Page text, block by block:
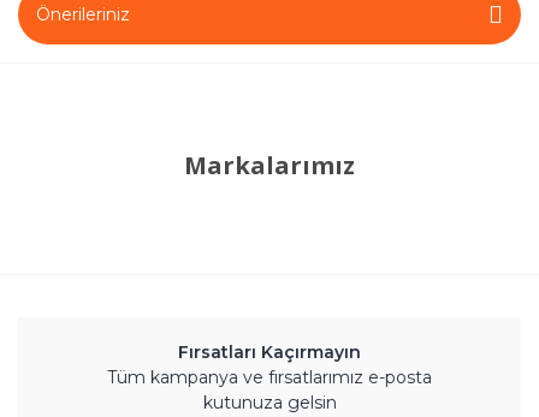
Önerileriniz
Markalarımız
Fırsatları Kaçırmayın
Tüm kampanya ve fırsatlarımız e-posta
kutunuza gelsin